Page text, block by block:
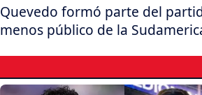
Quevedo formó parte del
menos público de la